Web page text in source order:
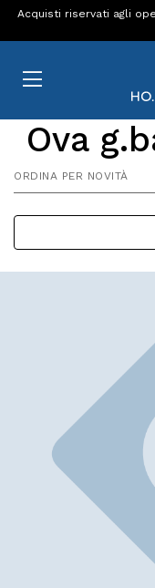
Acquisti riservati agli
Ova
ORDINA PER NOVITÀ